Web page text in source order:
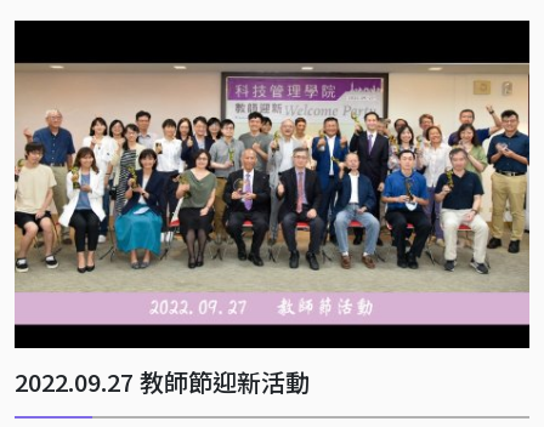
2022.09.27 教師節迎新活動